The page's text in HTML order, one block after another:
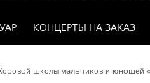
КОНЦЕРТЫ НА ЗАКАЗ
школы мальчиков и юношей